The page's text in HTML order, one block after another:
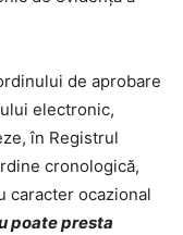
de aprobare
electronic,
în Registrul
cronologică,
caracter ocazional
poate presta